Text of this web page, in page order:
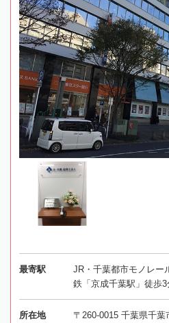
最寄駅
JR・千葉都市モノレー
鉄「京成千葉駅」徒歩3
所在地 〒260-0015 千葉県千